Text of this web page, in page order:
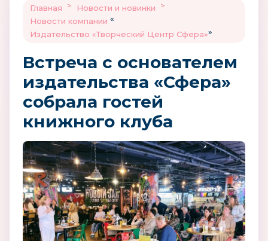
Главная > Новости и новинки
>
Новости компании «
Издательство «Творческий Центр Сфера»»
Встреча с основателем
издательства «Сфера»
собрала гостей
книжного клуба